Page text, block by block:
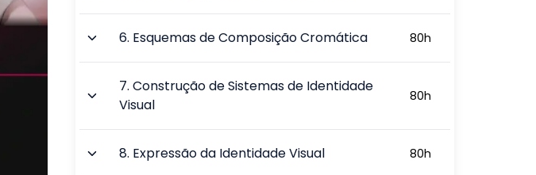
6. Esquemas de Composição Cromática 80h
7.Construção de Sistemas de Identidade
Visual
80h
8. Expressão da Identidade Visual 80h